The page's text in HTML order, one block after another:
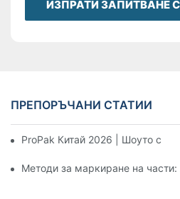
ИЗПРАТИ ЗАПИТВАНЕ
ПРЕПОРЪЧАНИ СТАТИИ
ProPak Китай 2026 | Шоуто
Методи за маркиране на